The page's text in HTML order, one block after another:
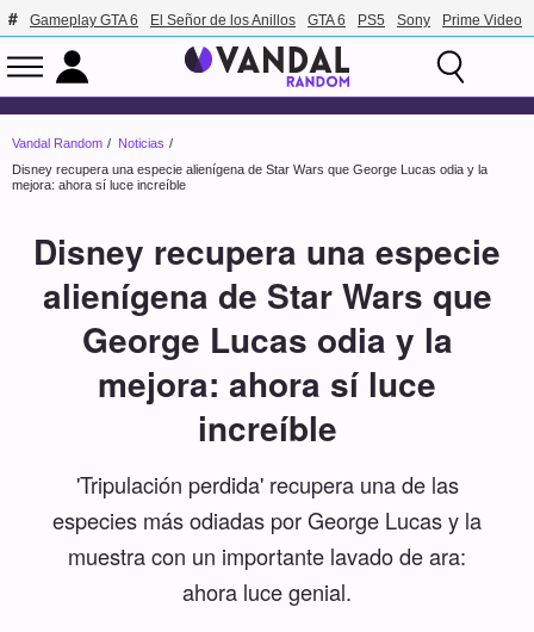
Gameplay GTA 6 El Señor de los Anillos GTA 6 PS5 Sony Prime Video
Vandal Random
Noticias
Disney recupera una especie alienígena de Star Wars que George Lucas odia y la
mejora: ahora sí luce increíble
Disney recupera una especie
alienígena de Star Wars que
George Lucas odia y la
mejora: ahora sí luce
increíble
'Tripulación perdida' recupera una de las
especies más odiadas por George Lucas y la
muestra con un importante lavado de ara:
ahora luce genial.